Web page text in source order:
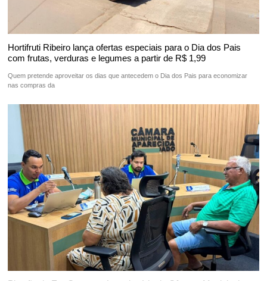
Hortifruti Ribeiro lança ofertas especiais para o Dia dos Pais
com frutas, verduras e legumes a partir de R$ 1,99
Quem pretende aproveitar os dias que antecedem o Dia dos Pais para economizar
nas compras da